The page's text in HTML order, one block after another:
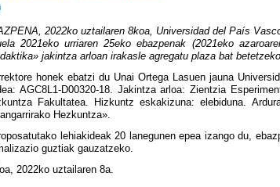
2022ko uztailaren 8koa, Universidad del País
2021eko urriaren 25eko ebazpenak (2021eko
jakintza arloan irakasle agregatu plaza bat betetzeko.
honek ebatzi du Unai Ortega Lasuen jauna
AGC8L1-D00320-18. Jakintza arloa: Zientzia
Fakultatea. Hizkuntz eskakizuna: elebiduna.
Hezkuntza».
lehiakideak 20 lanegunen epea izango du,
guztiak gauzatzeko.
2022ko uztailaren 8a.